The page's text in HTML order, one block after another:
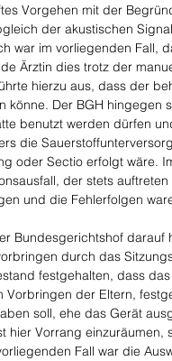
Vorgehen mit der
der akustischen
war im vorliegenden Fall,
Ärztin dies trotz der
hierzu aus, dass der
könne. Der BGH hingegen
benutzt werden dürfen
die
oder Sectio erfolgt wäre.
der stets
und die Fehlerfolgen
Bundesgerichtshof darauf
durch das
festgehalten, dass
Vorbringen der Eltern,
soll, ehe das Gerät
hier Vorrang
Fall war die